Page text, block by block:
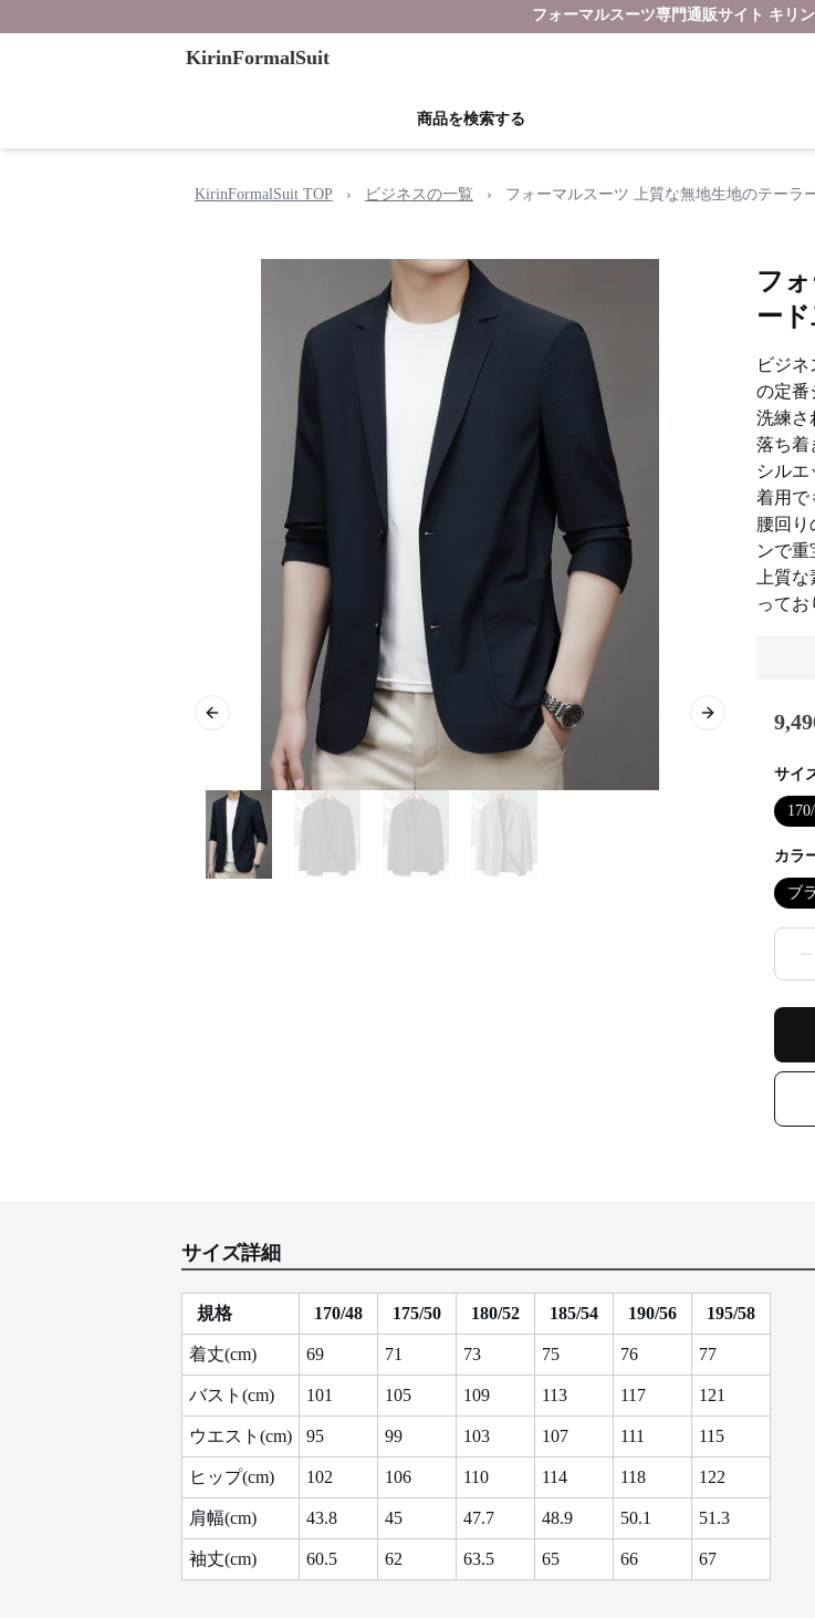
フォーマルスーツ専門通販サイト キリ
KirinFormalSuit
商品を検索する
KirinFormalSuit TOP › ビジネスの一覧 › フォーマルスーツ 上質な無地生地のテーラ
Previous slide Next slide
フ
ー
ビジ
の定番
洗練さ
落ち着
シル
着用で
腰回り
ンで重
上質
ってお
サイ
カラ
ブ
サイズ詳細
規格 170/48 175/50 180/52 185/54 190/56 195/58
着丈(cm) 69 71 73 75 76 77
バスト(cm) 101 105 109 113 117 121
ウエスト(cm) 95 99 103 107 111 115
ヒップ(cm) 102 106 110 114 118 122
肩幅(cm) 43.8 45 47.7 48.9 50.1 51.3
袖丈(cm) 60.5 62 63.5 65 66 67